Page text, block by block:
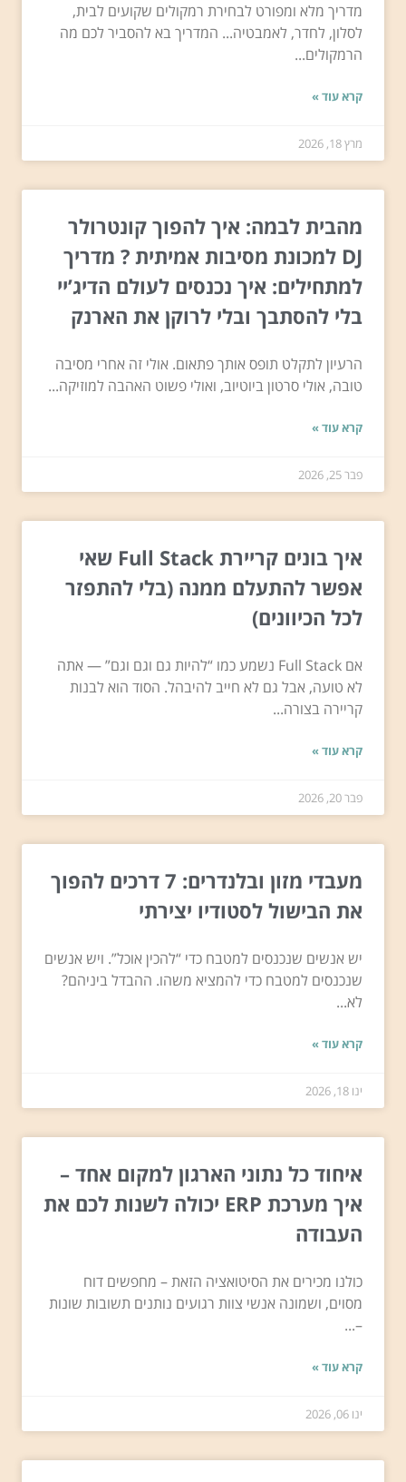
מדריך מלא ומפורט לבחירת רמקולים שקועים לבית,
לסלון, לחדר, לאמבטיה... המדריך בא להסביר לכם מה
הרמקולים...
קרא עוד »
מרץ 18, 2026
מהבית לבמה: איך להפוך קונטרולר
DJ למכונת מסיבות אמיתית ? מדריך
למתחילים: איך נכנסים לעולם הדיג’יי
בלי להסתבך ובלי לרוקן את הארנק
הרעיון לתקלט תופס אותך פתאום. אולי זה אחרי מסיבה
טובה, אולי סרטון ביוטיוב, ואולי פשוט האהבה למוזיקה...
קרא עוד »
פבר 25, 2026
איך בונים קריירת Full Stack שאי
אפשר להתעלם ממנה (בלי להתפזר
לכל הכיוונים)
אם Full Stack נשמע כמו “להיות גם וגם וגם” — אתה
לא טועה, אבל גם לא חייב להיבהל. הסוד הוא לבנות
קריירה בצורה...
קרא עוד »
פבר 20, 2026
מעבדי מזון ובלנדרים: 7 דרכים להפוך
את הבישול לסטודיו יצירתי
יש אנשים שנכנסים למטבח כדי “להכין אוכל”. ויש אנשים
שנכנסים למטבח כדי להמציא משהו. ההבדל ביניהם?
לא...
קרא עוד »
ינו 18, 2026
איחוד כל נתוני הארגון למקום אחד –
איך מערכת ERP יכולה לשנות לכם את
העבודה
כולנו מכירים את הסיטואציה הזאת – מחפשים דוח
מסוים, ושמונה אנשי צוות רגועים נותנים תשובות שונות
–...
קרא עוד »
ינו 06, 2026